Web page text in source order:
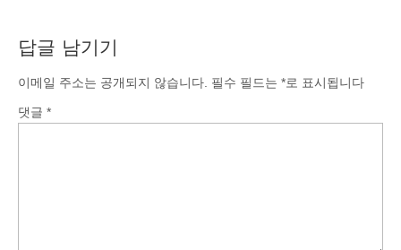
답글 남기기
이메일 주소는 공개되지 않습니다. 필수 필드는 *로 표시됩니다
댓글 *